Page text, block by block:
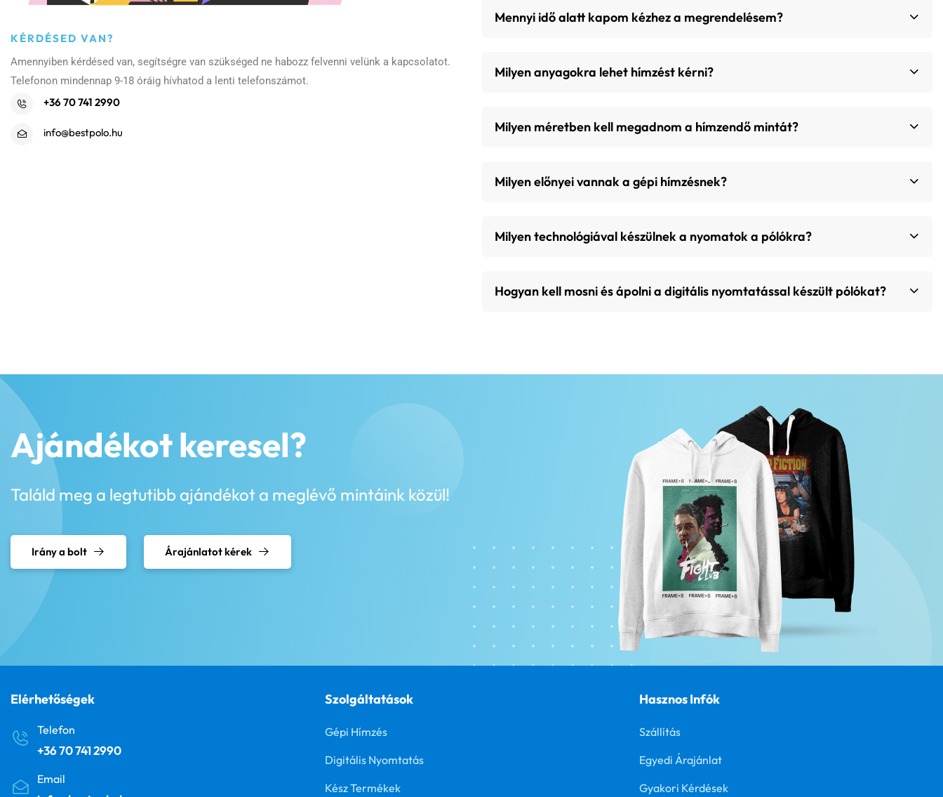
KÉRDÉSED VAN?
Amennyiben kérdésed van, segítségre van szükséged ne habozz felvenni velünk a kapcsolatot.
Telefonon mindennap 9-18 óráig hívhatod a lenti telefonszámot.
+36 70 741 2990
info@bestpolo.hu
Mennyi idő alatt kapom kézhez a megrendelésem?
Milyen anyagokra lehet hímzést kérni?
Milyen méretben kell megadnom a hímzendő mintát?
Milyen előnyei vannak a gépi hímzésnek?
Milyen technológiával készülnek a nyomatok a pólókra?
Hogyan kell mosni és ápolni a digitális nyomtatással készült pólókat?
Ajándékot keresel?
Találd meg a legtutibb ajándékot a meglévő mintáink közül!
Irány a bolt Árajánlatot kérek
Elérhetőségek
Telefon
+36 70 741 2990
Email
Szolgáltatások
Gépi Hímzés
Digitális Nyomtatás
Kész Termékek
Hasznos Infók
Szállítás
Egyedi Árajánlat
Gyakori Kérdések